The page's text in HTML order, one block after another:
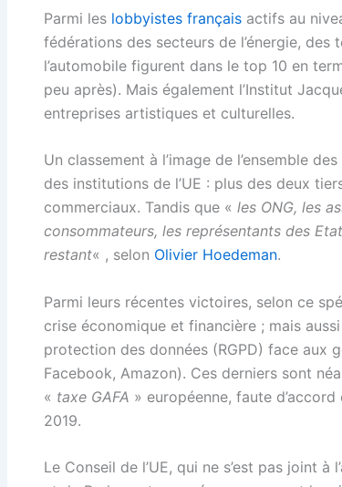
Parmi les lobbyistes français actifs au
fédérations des secteurs de l’énergie,
l’automobile figurent dans le top 10 en
peu après). Mais également l’Institut
entreprises artistiques et culturelles.
Un classement à l’image de l’ensemble
des institutions de l’UE : plus des deux
commerciaux. Tandis que « les ONG, les
consommateurs, les représentants des
restant« , selon Olivier Hoedeman.
Parmi leurs récentes victoires, selon ce
crise économique et financière ; mais
protection des données (RGPD) face aux
Facebook, Amazon). Ces derniers sont
« taxe GAFA » européenne, faute
2019.
Le Conseil de l’UE, qui ne s’est pas joint à